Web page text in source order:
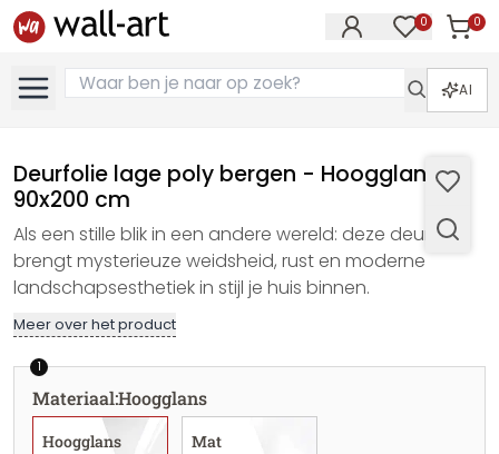
0 0
AI
Deurfolie lage poly bergen - Hoogglans,
90x200 cm
Als een stille blik in een andere wereld: deze deurfolie
brengt mysterieuze weidsheid, rust en moderne
landschapsesthetiek in stijl je huis binnen.
Meer over het product
1
Materiaal:Hoogglans
Hoogglans Mat